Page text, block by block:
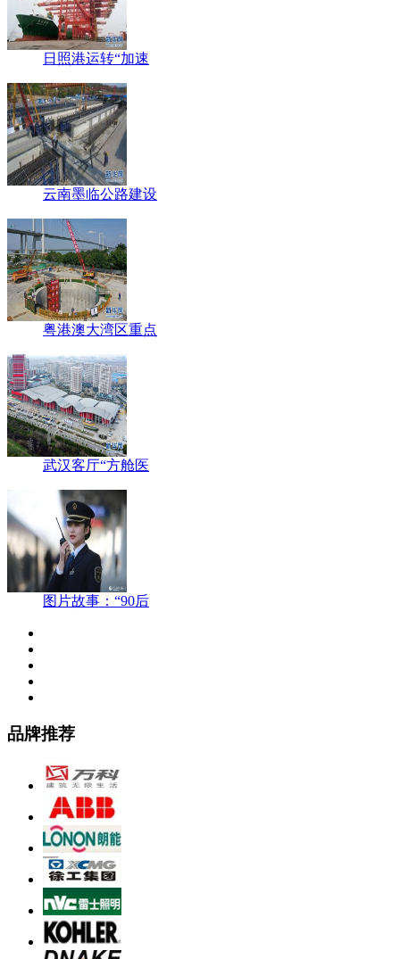
日照港运转“加速
云南墨临公路建设
粤港澳大湾区重点
武汉客厅“方舱医
图片故事：“90后
品牌推荐